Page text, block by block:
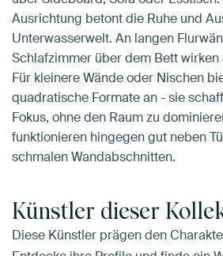
Ausrichtung betont die Ruhe und
Unterwasserwelt. An langen
Schlafzimmer über dem Bett
Für kleinere Wände oder Nischen
quadratische Formate an - sie
Fokus, ohne den Raum zu
funktionieren hingegen gut neben
schmalen Wandabschnitten.
Künstler dieser
Diese Künstler prägen den